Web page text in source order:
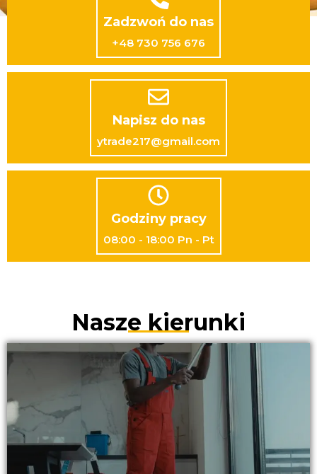
Zadzwoń do nas
+48 730 756 676
Napisz do nas
ytrade217@gmail.com
Godziny pracy
08:00 - 18:00 Pn - Pt
Nasze kierunki